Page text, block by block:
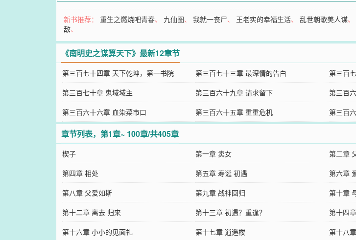
新书推荐：重生之燃烧吧青春、 九仙图、我就一丧尸、 王老实的幸福生活、乱世朝歌美人谋、
敌、
《南明史之谋算天下》最新12章节
第三百七十四章 天下乾坤，第一书院 第三百七十三章 最深情的告白 第三百
第三百七十章 鬼域域主
第三百六十九章 请求留下 第三百
第三百六十六章 血染菜市口
第三百六十五章 重重危机 第三百
章节列表，第1章~ 100章/共405章
楔子 第一章 卖女 第二章
第四章 相处
第五章 寿诞 初遇 第六章
第八章 父爱如斯
第九章 战神回归 第十章
第十二章 离去 归来
第十三章 初遇？重逢？ 第十四
第十六章 小小的见面礼
第十七章 逍遥楼 第十八